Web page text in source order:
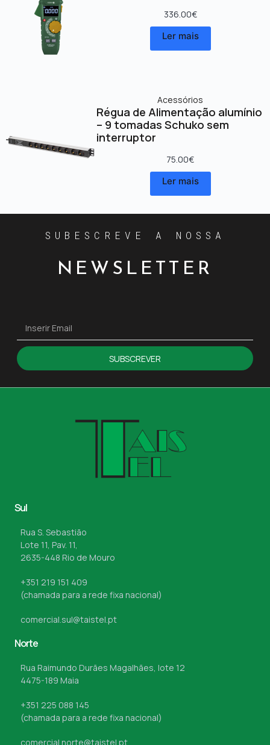
336.00€
Ler mais
Acessórios
Régua de Alimentação alumínio
– 9 tomadas Schuko sem
interruptor
75.00€
Ler mais
SUBESCREVE A NOSSA
NEWSLETTER
SUBSCREVER
Sul
Rua S. Sebastião
Lote 11, Pav. 11,
2635-448 Rio de Mouro
+351 219 151 409
(chamada para a rede fixa nacional)
comercial.sul@taistel.pt
Norte
Rua Raimundo Durães Magalhães, lote 12
4475-189 Maia
+351 225 088 145
(chamada para a rede fixa nacional)
comercial.norte@taistel.pt